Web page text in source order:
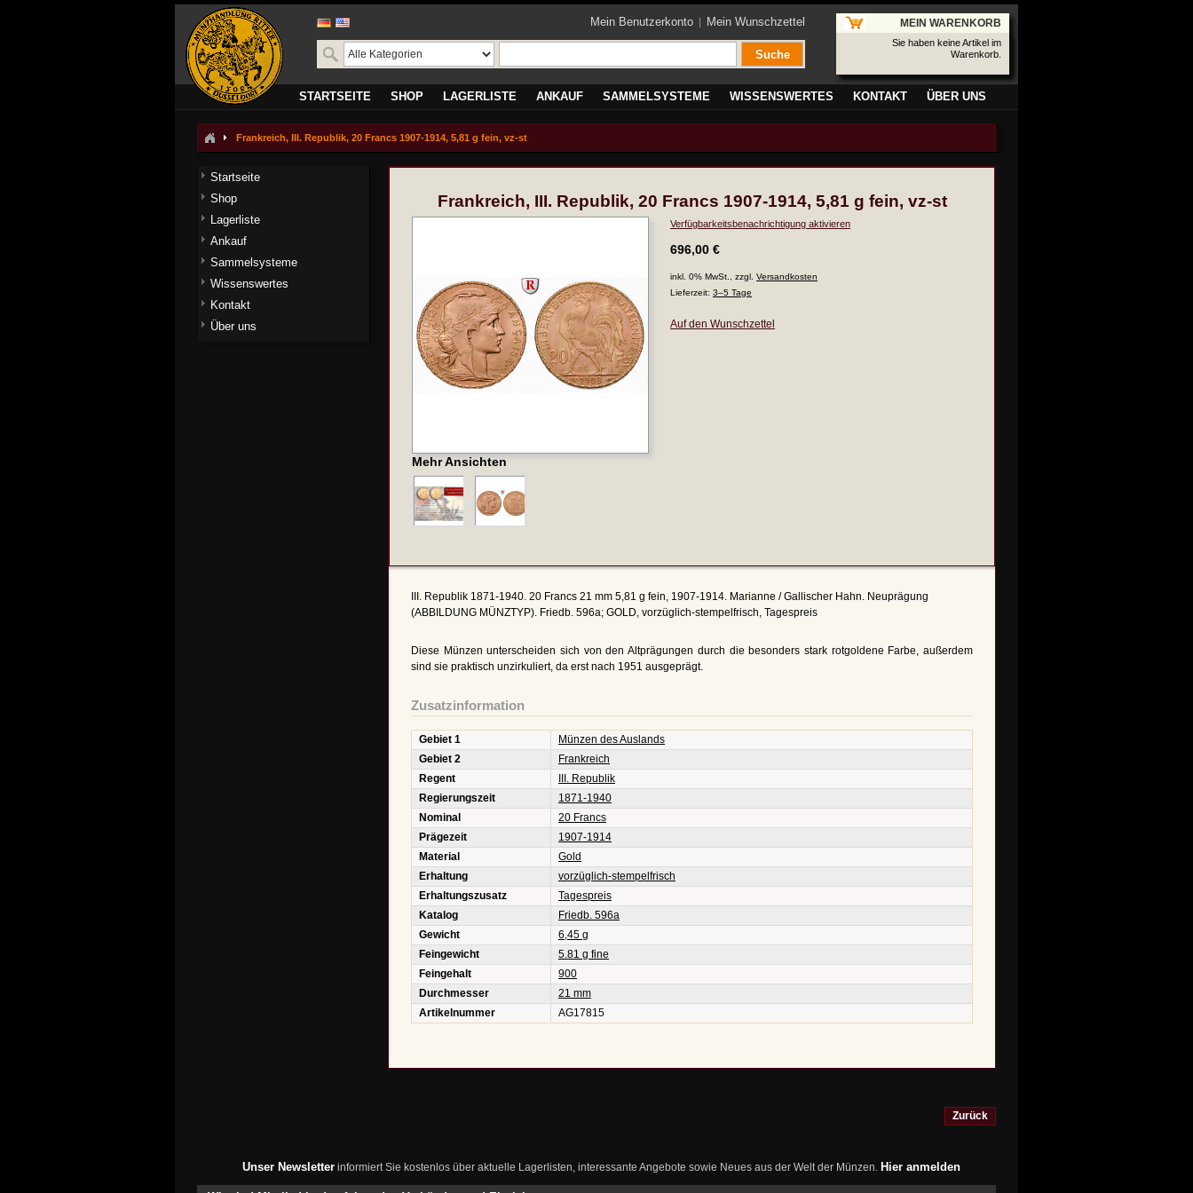
Mein Benutzerkonto Mein Wunschzettel
Suche
MEIN WARENKORB
Sie haben keine Artikel im
Warenkorb.
STARTSEITE SHOP LAGERLISTE ANKAUF SAMMELSYSTEME WISSENSWERTES KONTAKT ÜBER UNS
Frankreich, III. Republik, 20 Francs 1907-1914, 5,81 g fein, vz-st
Frankreich, III. Republik, 20 Francs 1907-1914, 5,81 g fein, vz-st
Mehr Ansichten
Verfügbarkeitsbenachrichtigung aktivieren
696,00 €
inkl. 0% MwSt., zzgl. Versandkosten
Lieferzeit: 3–5 Tage
Auf den Wunschzettel
III. Republik 1871-1940. 20 Francs 21 mm 5,81 g fein, 1907-1914. Marianne / Gallischer Hahn. Neuprägung
(ABBILDUNG MÜNZTYP). Friedb. 596a; GOLD, vorzüglich-stempelfrisch, Tagespreis
Diese Münzen unterscheiden sich von den Altprägungen durch die besonders stark rotgoldene Farbe, außerdem
sind sie praktisch unzirkuliert, da erst nach 1951 ausgeprägt.
Zusatzinformation
Gebiet 1
Münzen des Auslands
Gebiet 2
Frankreich
Regent
III. Republik
Regierungszeit
1871-1940
Nominal
20 Francs
Prägezeit
1907-1914
Material
Gold
Erhaltung
vorzüglich-stempelfrisch
Erhaltungszusatz
Tagespreis
Katalog
Friedb. 596a
Gewicht
6,45 g
Feingewicht
5.81 g fine
Feingehalt
900
Durchmesser
21 mm
Artikelnummer
AG17815
Zurück
Startseite
Shop
Lagerliste
Ankauf
Sammelsysteme
Wissenswertes
Kontakt
Über uns
Unser Newsletterinformiert Sie kostenlos über aktuelle Lagerlisten, interessante Angebote sowie Neues aus der Welt der Münzen. Hier anmelden